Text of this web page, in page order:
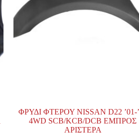
ΦΡΥΔΙ ΦΤΕΡΟΥ NISSAN D22 ’01-
4WD SCB/KCB/DCB ΕΜΠΡΟΣ
ΑΡΙΣΤΕΡΑ